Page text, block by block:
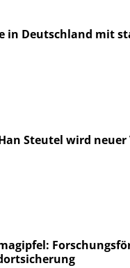
in Deutschland mit
Steutel wird
/ JMP
für